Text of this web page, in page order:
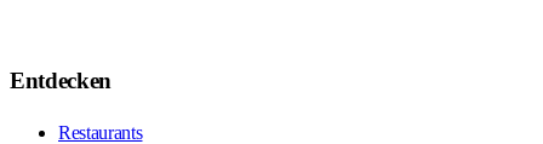
Entdecken
Restaurants